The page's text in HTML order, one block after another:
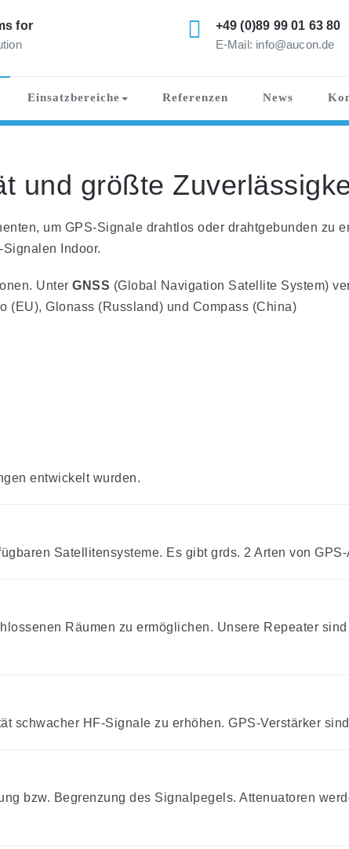
for
+49 (0)89 99 01 63 80
E-Mail: info@aucon.de
Einsatzbereiche Referenzen News
und größte
um GPS-Signale drahtlos oder drahtgebunden zu
Indoor.
Unter GNSS (Global Navigation Satellite System)
(EU), Glonass (Russland) und Compass (China)
entwickelt wurden.
Satellitensysteme. Es gibt grds. 2 Arten von
Räumen zu ermöglichen. Unsere Repeater
schwacher HF-Signale zu erhöhen. GPS-Verstärker
bzw. Begrenzung des Signalpegels. Attenuatoren